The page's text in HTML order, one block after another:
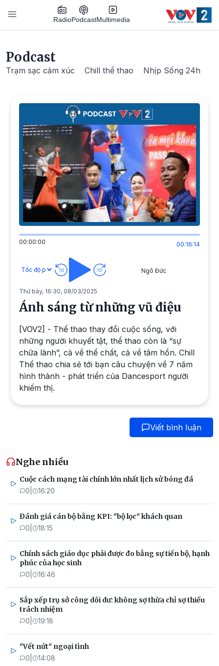
Nhảy đến nội dung
RadioPodcastMultimedia
Podcast
Trạm sạc cảm xúc Chill thể thao Nhịp Sống 24h
00:00:00 00:16:14
Ngô Đức
Thứ bảy, 16:30, 08/03/2025
Ánh sáng từ những vũ điệu
[VOV2] - Thể thao thay đổi cuộc sống, với
những người khuyết tật, thể thao còn là “sự
chữa lành”, cả về thể chất, cả về tâm hồn. Chill
Thể thao chia sẻ tới bạn câu chuyện về 7 năm
hình thành - phát triển của Dancesport người
khiếm thị.
Viết bình luận
Nghe nhiều
Cuộc cách mạng tài chính lớn nhất lịch sử bóng đá
0 16:20
Đánh giá cán bộ bằng KPI: "bộ lọc" khách quan
0 18:15
Chính sách giáo dục phải được đo bằng sự tiến bộ, hạnh
phúc của học sinh
0 16:46
Sắp xếp trụ sở công dôi dư: không sợ thừa chỉ sợ thiếu
trách nhiệm
0 19:18
"Vết nứt" ngoại tình
0 14:08